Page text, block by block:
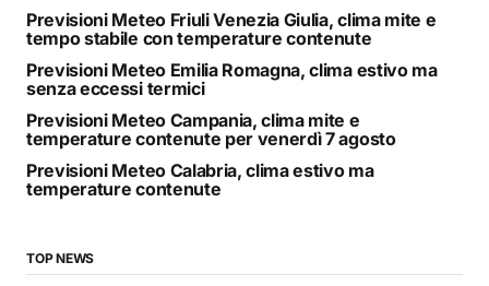
Previsioni Meteo Friuli Venezia Giulia, clima mite e
tempo stabile con temperature contenute
Previsioni Meteo Emilia Romagna, clima estivo ma
senza eccessi termici
Previsioni Meteo Campania, clima mite e
temperature contenute per venerdì 7 agosto
Previsioni Meteo Calabria, clima estivo ma
temperature contenute
TOP NEWS